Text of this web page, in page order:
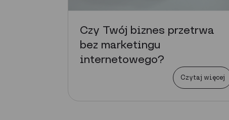
Czy Twój biznes przetrwa
bez marketingu
internetowego?
Czytaj więcej